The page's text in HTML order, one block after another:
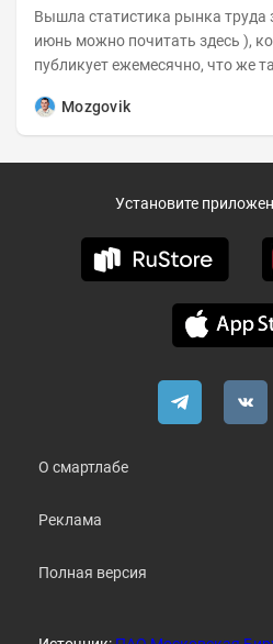
Вышла статистика рынка труда за июль 2026 года (за
июнь можно почитать здесь ), которую Хедхантер
публикует ежемесячно, что же
Mozgovik
Установите
О смартлабе
Реклама
Полная версия